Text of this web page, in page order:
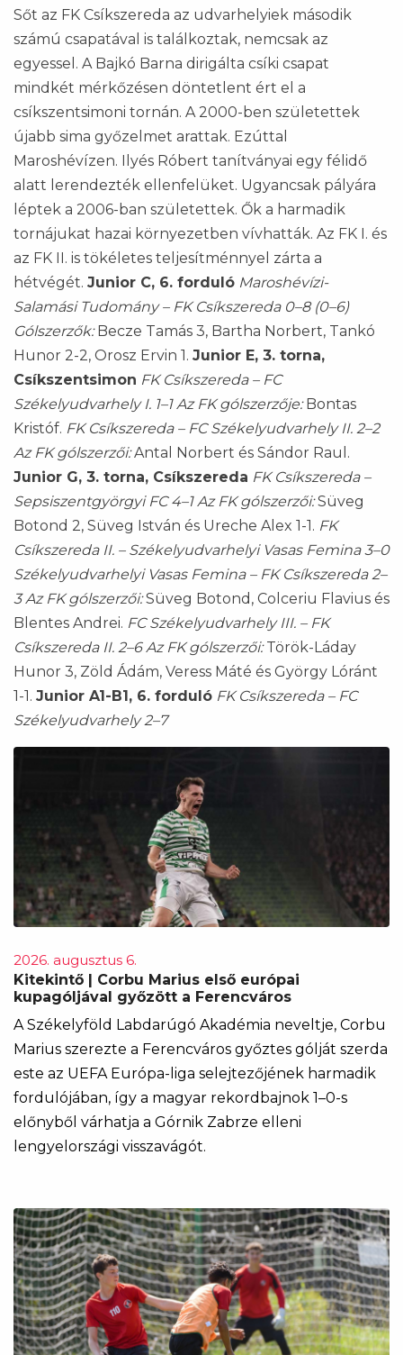
Sőt az FK Csíkszereda az udvarhelyiek második
számú csapatával is találkoztak, nemcsak az
egyessel. A Bajkó Barna dirigálta csíki csapat
mindkét mérkőzésen döntetlent ért el a
csíkszentsimoni tornán. A 2000-ben születettek
újabb sima győzelmet arattak. Ezúttal
Maroshévízen. Ilyés Róbert tanítványai egy félidő
alatt lerendezték ellenfelüket. Ugyancsak pályára
léptek a 2006-ban születettek. Ők a harmadik
tornájukat hazai környezetben vívhatták. Az FK I. és
az FK II. is tökéletes teljesítménnyel zárta a
hétvégét. Junior C, 6. forduló Maroshévízi-
Salamási Tudomány – FK Csíkszereda 0–8 (0–6)
Gólszerzők:Becze Tamás 3, Bartha Norbert, Tankó
Hunor 2-2, Orosz Ervin 1. Junior E, 3. torna,
Csíkszentsimon FK Csíkszereda – FC
Székelyudvarhely I. 1–1 Az FK gólszerzője:Bontas
Kristóf. FK Csíkszereda – FC Székelyudvarhely II. 2–2
Az FK gólszerzői:Antal Norbert és Sándor Raul.
Junior G, 3. torna, Csíkszereda FK Csíkszereda –
Sepsiszentgyörgyi FC 4–1 Az FK gólszerzői:Süveg
Botond 2, Süveg István és Ureche Alex 1-1. FK
Csíkszereda II. – Székelyudvarhelyi Vasas Femina 3–0
Székelyudvarhelyi Vasas Femina – FK Csíkszereda 2–
3 Az FK gólszerzői:Süveg Botond, Colceriu Flavius és
Blentes Andrei. FC Székelyudvarhely III. – FK
Csíkszereda II. 2–6 Az FK gólszerzői:Török-Láday
Hunor 3, Zöld Ádám, Veress Máté és György Lóránt
1-1. Junior A1-B1, 6. forduló FK Csíkszereda – FC
Székelyudvarhely 2–7
2026. augusztus 6.
Kitekintő | Corbu Marius első európai
kupagóljával győzött a Ferencváros
A Székelyföld Labdarúgó Akadémia neveltje, Corbu
Marius szerezte a Ferencváros győztes gólját szerda
este az UEFA Európa-liga selejtezőjének harmadik
fordulójában, így a magyar rekordbajnok 1–0-s
előnyből várhatja a Górnik Zabrze elleni
lengyelországi visszavágót.